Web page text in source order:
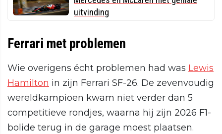
uitvinding
Ferrari met problemen
Wie overigens écht problemen had was Lewis
Hamilton in zijn Ferrari SF-26. De zevenvoudig
wereldkampioen kwam niet verder dan 5
competitieve rondjes, waarna hij zijn 2026 F1-
bolide terug in de garage moest plaatsen.